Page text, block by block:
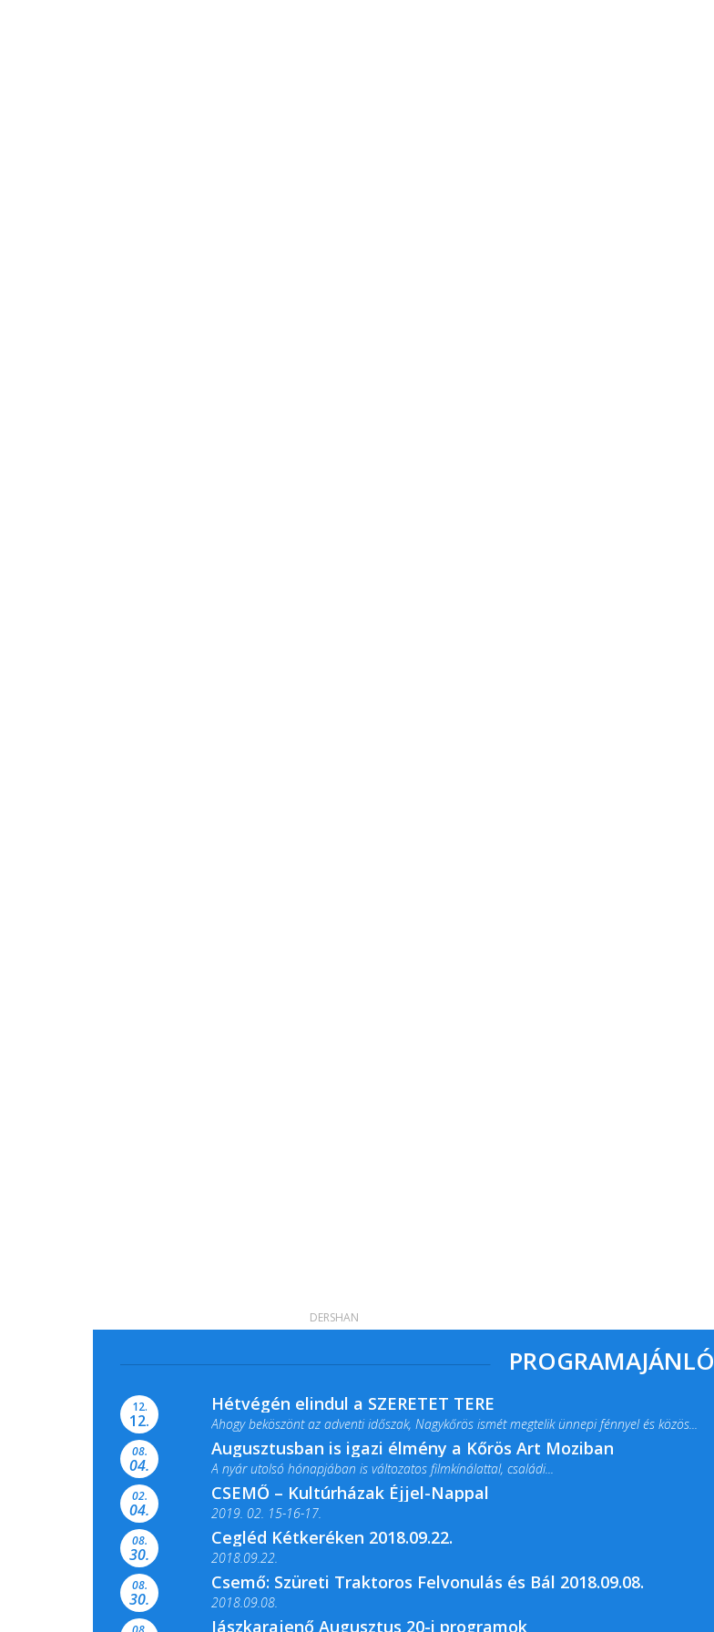
PROGRAMAJÁNLÓ
12.
12.
Hétvégén elindul a SZERETET TERE
Ahogy beköszönt az adventi időszak, Nagykőrös ismét megtelik ünnepi fénnyel és közös...
08.
04.
Augusztusban is igazi élmény a Kőrös Art Moziban
A nyár utolsó hónapjában is változatos filmkínálattal, családi...
02.
04.
CSEMŐ – Kultúrházak Éjjel-Nappal
2019. 02. 15-16-17.
Színes és tartalmas programokkal várja a Csemői Községi Könyvtár és...
08.
30.
Cegléd Kétkeréken 2018.09.22.
2018.09.22.
08.
30.
Csemő: Szüreti Traktoros Felvonulás és Bál 2018.09.08.
2018.09.08.
Jászkarajenő Augusztus 20-i programok
DERSHAN